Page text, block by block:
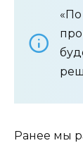
Ранее мы